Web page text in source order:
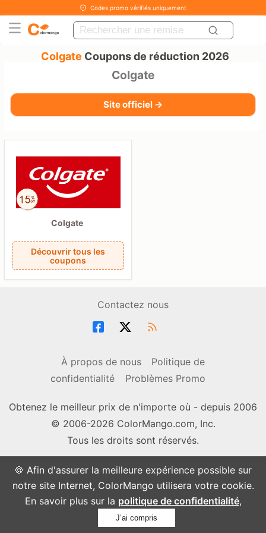
🍪 Afin d'assurer la meilleure expérience possible sur
notre site Internet, ColorMango utilisera votre cookie.
En savoir plus sur la politique de confidentialité,
J’ai compris
Codes promo vérifiés uniquement
Colgate Coupons de réduction 2026
Colgate
Site officiel →
Colgate
Découvrir tous les
coupons
Contactez nous
À propos de nous
Politique de
confidentialité
Problèmes Promo
Obtenez le meilleur prix de n'importe où - depuis 2006
© 2006-2026 ColorMango.com, Inc.
Tous les droits sont réservés.